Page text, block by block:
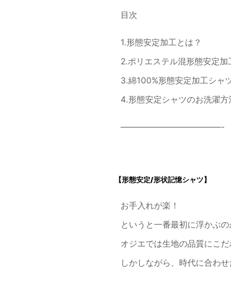
目次
1.形態安定加工とは？
2.ポリエステル混形態安定加
3.綿100%形態安定加工シャ
4.形態安定シャツのお洗濯方
————————————-
【形態安定/形状記憶シャツ】
お手入れが楽！
というと一番最初に浮かぶ
オジエでは生地の品質にこ
しかしながら、時代に合わ